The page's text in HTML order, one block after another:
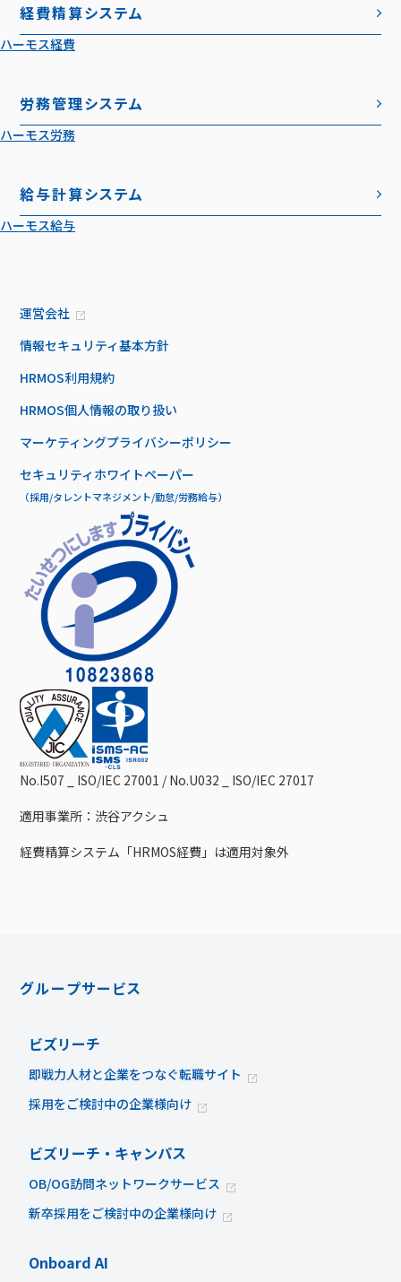
経費精算システム
ハーモス経費
労務管理システム
ハーモス労務
給与計算システム
ハーモス給与
運営会社
情報セキュリティ基本方針
HRMOS利用規約
HRMOS個人情報の取り扱い
マーケティングプライバシーポリシー
セキュリティホワイトペーパー
（採用/タレントマネジメント/勤怠/労務給与）
No.I507 _ ISO/IEC 27001 / No.U032 _ ISO/IEC 27017
適用事業所：渋谷アクシュ
経費精算システム「HRMOS経費」は適用対象外
グループサービス
ビズリーチ
即戦力人材と企業をつなぐ転職サイト
採用をご検討中の企業様向け
ビズリーチ・キャンパス
OB/OG訪問ネットワークサービス
新卒採用をご検討中の企業様向け
Onboard AI